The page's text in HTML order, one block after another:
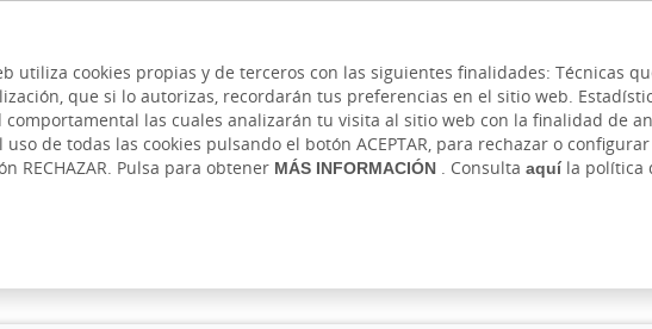
utiliza cookies propias y de terceros con las siguientes finalidades: Técnicas
que si lo autorizas, recordarán tus preferencias en el sitio web.
las cuales analizarán tu visita al sitio web con la finalidad de
de todas las cookies pulsando el botón ACEPTAR, para rechazar o
RECHAZAR. Pulsa para obtener MÁS INFORMACIÓN. Consulta aquíla política
BANCA PRIVADA AUTÓNOMOS Y EMPRENDEDORES